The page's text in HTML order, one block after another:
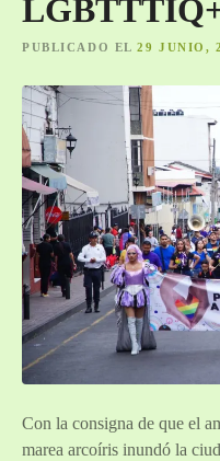
i
a
n
u
g
e
e
n
e
l
t
i
s
PUBLICADO EL 29 JUNIO,
Con la consigna de que el
marea arcoíris inundó la